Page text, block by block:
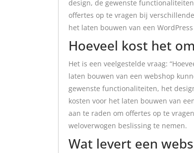
design, de gewenste
offertes op te vragen bij
het laten bouwen van een
Hoeveel kost het
Het is een veelgestelde vraag:
laten bouwen van een webshop
gewenste functionaliteiten, het
kosten voor het laten bouwen van
aan te raden om offertes op te
weloverwogen beslissing te nemen.
Wat levert een